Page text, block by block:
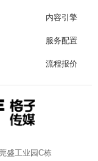
内容引擎
服务配置
流程报价
盛工业园C栋